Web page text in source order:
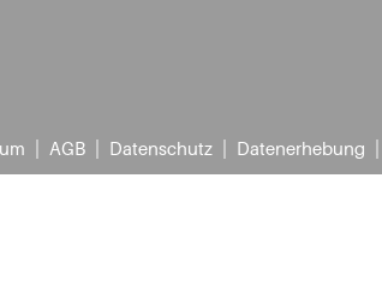
AGB Datenschutz Datenerhebung